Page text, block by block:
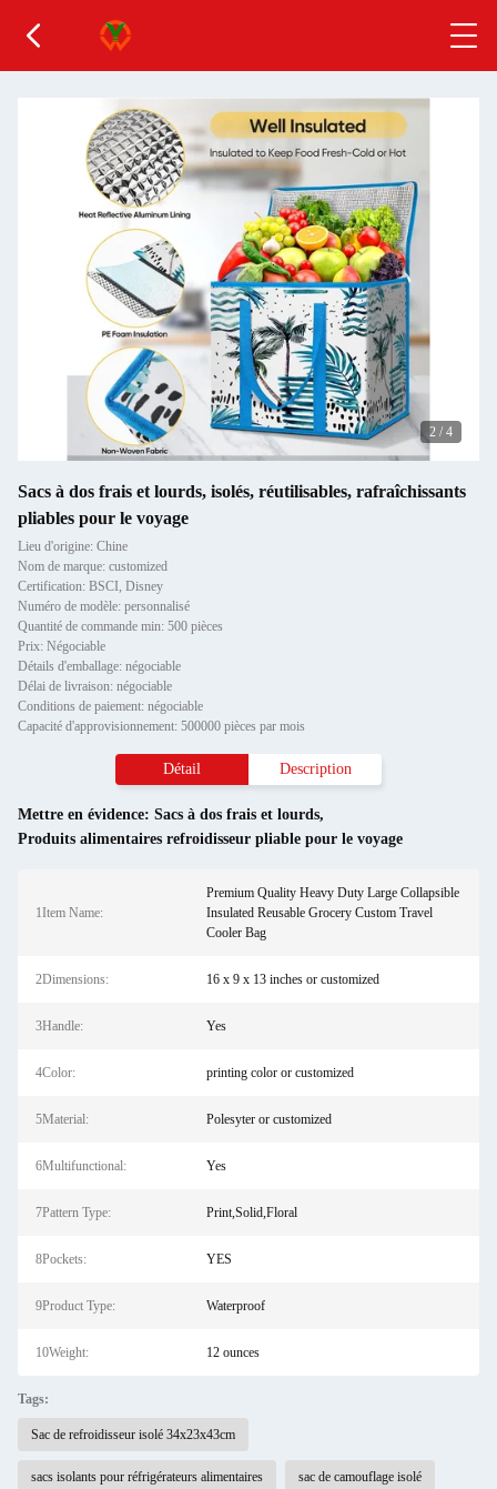
2 / 4
Sacs à dos frais et lourds, isolés, réutilisables, rafraîchissants
pliables pour le voyage
Lieu d'origine: Chine
Nom de marque: customized
Certification: BSCI, Disney
Numéro de modèle: personnalisé
Quantité de commande min: 500 pièces
Prix: Négociable
Détails d'emballage: négociable
Délai de livraison: négociable
Conditions de paiement: négociable
Capacité d'approvisionnement: 500000 pièces par mois
Détail Description
Mettre en évidence: Sacs à dos frais et lourds,
Produits alimentaires refroidisseur pliable pour le voyage
1Item Name:
Premium Quality Heavy Duty Large Collapsible
Insulated Reusable Grocery Custom Travel
Cooler Bag
2Dimensions: 16 x 9 x 13 inches or customized
3Handle: Yes
4Color: printing color or customized
5Material: Polesyter or customized
6Multifunctional: Yes
7Pattern Type: Print,Solid,Floral
8Pockets: YES
9Product Type: Waterproof
10Weight: 12 ounces
Tags:
Sac de refroidisseur isolé 34x23x43cm
sacs isolants pour réfrigérateurs alimentaires sac de camouflage isolé